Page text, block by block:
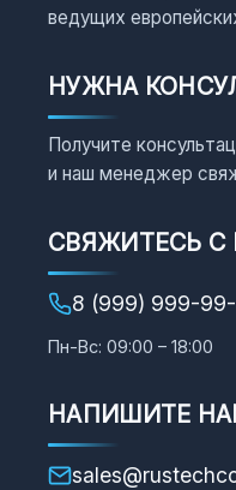
ведущих
НУЖНА
Получите
и наш менеджер
СВЯЖИТЕСЬ С
8 (999) 999-
Пн-Вс: 09:00 – 18:00
НАПИШИТЕ